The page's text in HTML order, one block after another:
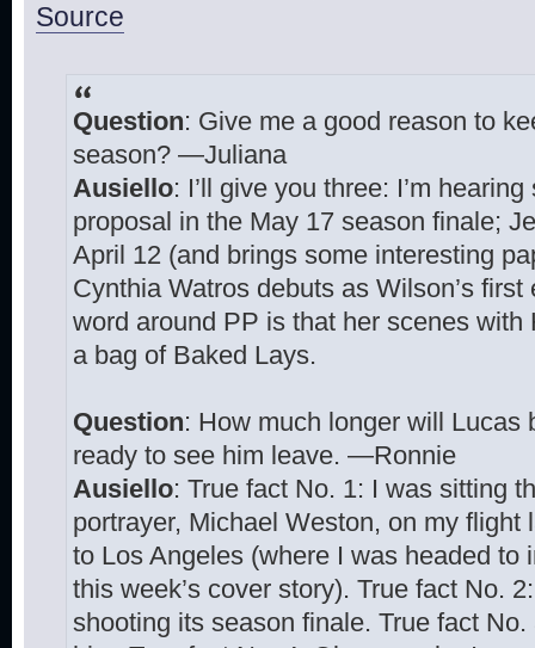
Source
Question: Give me a good reason to
season? —Juliana
Ausiello: I’ll give you three: I’m
proposal in the May 17 season finale;
April 12 (and brings some interesting
Cynthia Watros debuts as Wilson’s
word around PP is that her scenes with
a bag of Baked Lays.
Question: How much longer will Lucas
ready to see him leave. —Ronnie
Ausiello: True fact No. 1: I was sitting
portrayer, Michael Weston, on my flight
to Los Angeles (where I was headed to
this week’s cover story). True fact No.
shooting its season finale. True fact